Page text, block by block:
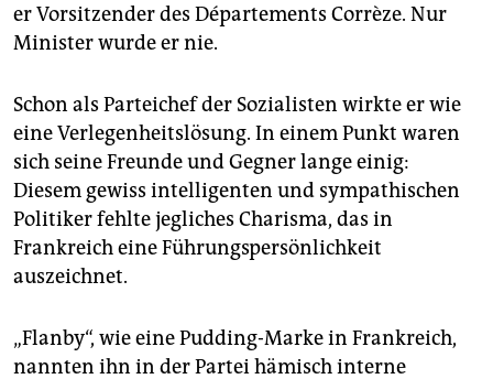
er Vorsitzender des Départements Corrèze. Nur
Minister wurde er nie.
Schon als Parteichef der Sozialisten wirkte er wie
eine Verlegenheitslösung. In einem Punkt waren
sich seine Freunde und Gegner lange einig:
Diesem gewiss intelligenten und sympathischen
Politiker fehlte jegliches Charisma, das in
Frankreich eine Führungspersönlichkeit
auszeichnet.
„Flanby“, wie eine Pudding-Marke in Frankreich,
nannten ihn in der Partei hämisch interne